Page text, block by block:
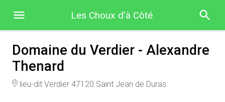
Les Choux d’à Côté
Domaine du Verdier - Alexandre
Thenard
lieu-dit Verdier 47120 Saint Jean de Duras